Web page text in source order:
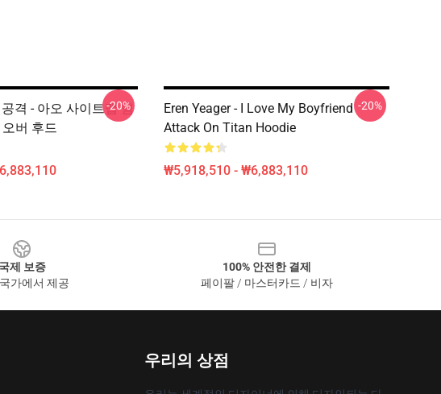
격 - 아오 사이트맵 염
버 후드
-20%
Eren Yeager - I Love My Boyfriend
Attack On Titan Hoodie
₩5,918,510 - ₩6,883,110
-20%
국제 보증
가에서 제공
100% 안전한 결제
페이팔 / 마스터카드 / 비자
우리의 상점